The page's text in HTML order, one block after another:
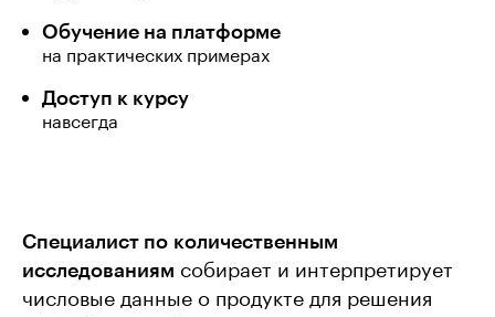
Обучение на платформе
на практических примерах
Доступ к курсу
навсегда
Специалист по количественным
исследованиям собирает и интерпретирует
числовые данные о продукте для решения